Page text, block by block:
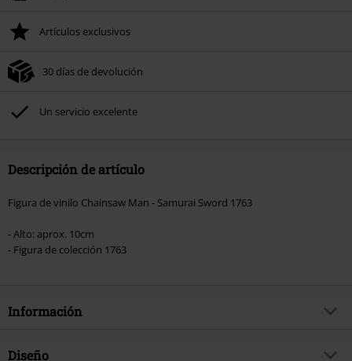
Artículos exclusivos
30 días de devolución
Un servicio excelente
Descripción de artículo
Figura de vinilo Chainsaw Man - Samurai Sword 1763
- Alto: aprox. 10cm
- Figura de colección 1763
Información
Artículo no.
Diseño